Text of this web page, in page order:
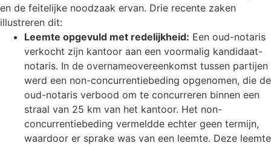
en de feitelijke noodzaak ervan. Drie recente zaken
illustreren dit:
Leemte opgevuld met redelijkheid: Een oud-notaris
verkocht zijn kantoor aan een voormalig kandidaat-
notaris. In de overnameovereenkomst tussen partijen
werd een non-concurrentiebeding opgenomen, die de
oud-notaris verbood om te concurreren binnen een
straal van 25 km van het kantoor. Het non-
concurrentiebeding vermeldde echter geen termijn,
waardoor er sprake was van een leemte. Deze leemte